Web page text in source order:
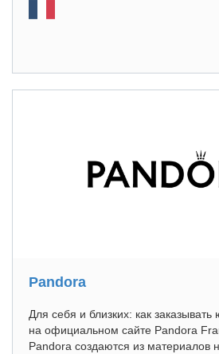
Pandora
Для себя и близких: как
на официальном сайте Pandora
Pandora создаются из материалов